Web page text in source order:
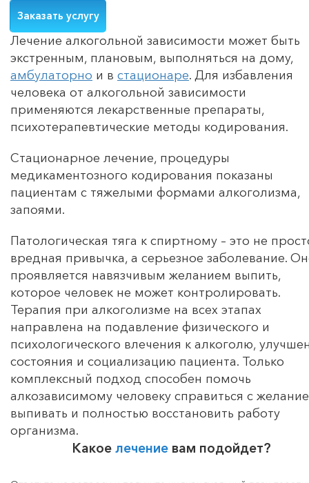
Заказать услугу
Лечение алкогольной зависимости может быть
экстренным, плановым, выполняться на дому,
амбулаторно и в стационаре. Для избавления
человека от алкогольной зависимости
применяются лекарственные препараты,
психотерапевтические методы кодирования.
Стационарное лечение, процедуры
медикаментозного кодирования показаны
пациентам с тяжелыми формами алкоголизма,
запоями.
Патологическая тяга к спиртному – это не
вредная привычка, а серьезное заболевание.
проявляется навязчивым желанием выпить,
которое человек не может контролировать.
Терапия при алкоголизме на всех этапах
направлена на подавление физического и
психологического влечения к алкоголю,
состояния и социализацию пациента. Только
комплексный подход способен помочь
алкозависимому человеку справиться с
выпивать и полностью восстановить работу
организма.
Какое лечение вам подойдет?